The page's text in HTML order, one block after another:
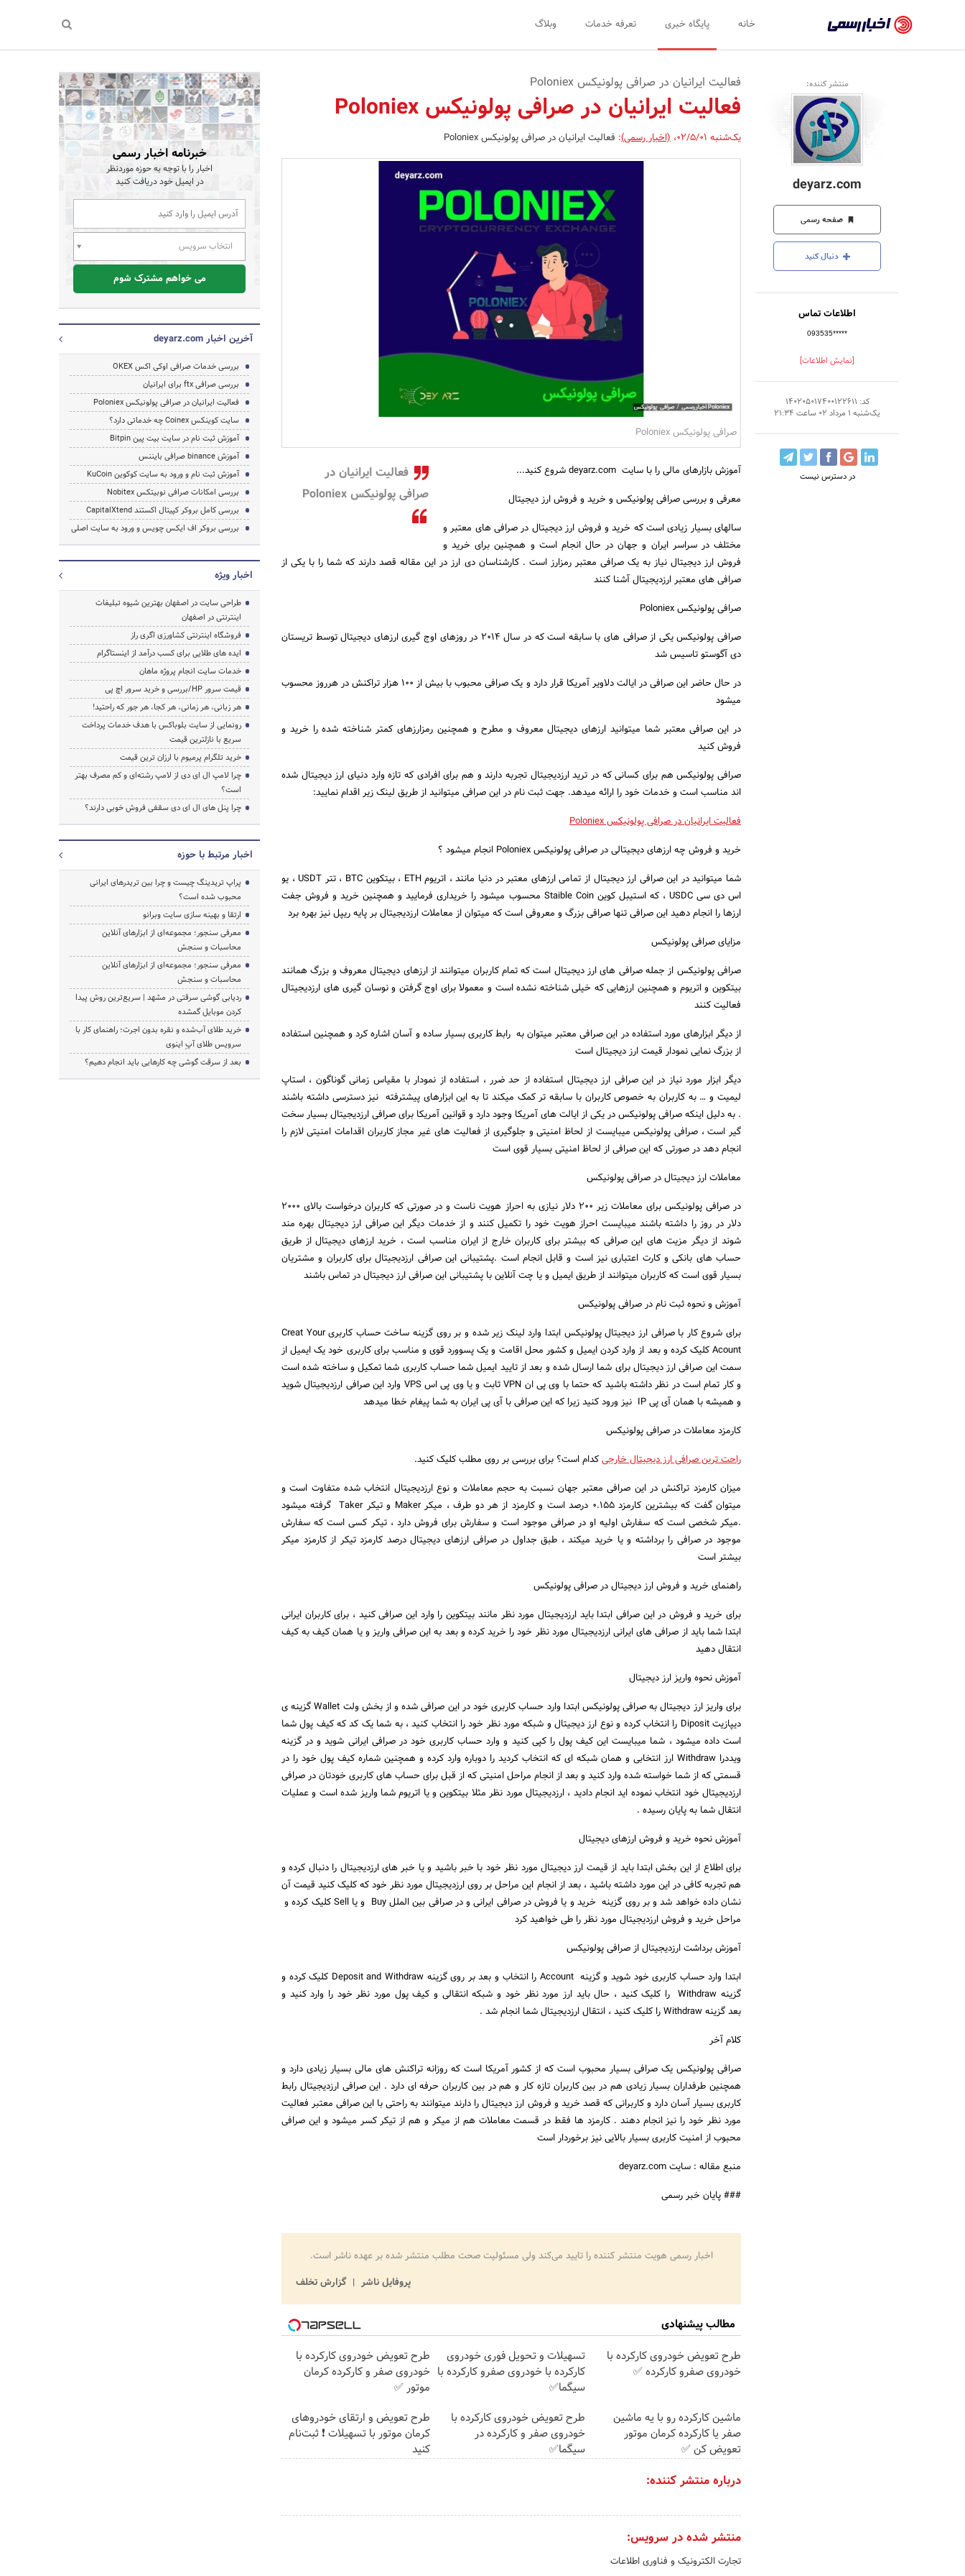
رسمی
-
اخبار
تایید
شده
شرکت‌ها،
سازمان‌ها
و
روابط
عمومی‌ها
خانه پایگاه خبری تعرفه خدمات وبلاگ
منتشر کننده:
deyarz.com
صفحه رسمی
دنبال کنید
اطلاعات تماس
093535*****
[نمایش اطلاعات]
کد: 140205017400122611
یک‌شنبه 1 مرداد 02 ساعت 21:34
در دسترس نیست
فعالیت ایرانیان در صرافی پولونیکس Poloniex
فعالیت ایرانیان در صرافی پولونیکس Poloniex
یک‌شنبه 02/5/01 ، (اخبار رسمی): فعالیت ایرانیان در صرافی پولونیکس Poloniex
صرافی پولونیکس Poloniex
فعالیت ایرانیان در
صرافی پولونیکس Poloniex
آموزش بازارهای مالی را با سایت deyarz.com شروع کنید...
معرفی و بررسی صرافی پولونیکس و خرید و فروش ارز دیجیتال
سالهای بسیار زیادی است که خرید و فروش ارز دیجیتال در صرافی های معتبر و
مختلف در سراسر ایران و جهان در حال انجام است و همچنین برای خرید و
فروش ارز دیجیتال نیاز به یک صرافی معتبر رمزارز است . کارشناسان دی ارز در این مقاله قصد دارند که شما را با یکی از
صرافی های معتبر ارزدیجیتال آشنا کنند
صرافی پولونیکس Poloniex
صرافی پولونیکس یکی از صرافی های با سابقه است که در سال ۲۰۱۴ در روزهای اوج گیری ارزهای دیجیتال توسط تریستان
دی آگوستو تاسیس شد
در حال حاضر این صرافی در ایالت دلاویر آمریکا قرار دارد و یک صرافی محبوب با بیش از ۱۰۰ هزار تراکنش در هرروز محسوب
میشود
در این صرافی معتبر شما میتوانید ارزهای دیجیتال معروف و مطرح و همچنین رمزارزهای کمتر شناخته شده را خرید و
فروش کنید
صرافی پولونیکس هم برای کسانی که در ترید ارزدیجیتال تجربه دارند و هم برای افرادی که تازه وارد دنیای ارز دیجیتال شده
اند مناسب است و خدمات خود را ارائه میدهد. جهت ثبت نام در این صرافی میتوانید از طریق لینک زیر اقدام نمایید:
فعالیت ایرانیان در صرافی پولونیکس Poloniex
خرید و فروش چه ارزهای دیجیتالی در صرافی پولونیکس Poloniex انجام میشود ؟
شما میتوانید در این صرافی ارز دیجیتال از تمامی ارزهای معتبر در دنیا مانند ، اتریوم ETH ، بیتکوین BTC ، تتر USDT ، یو
اس دی سی USDC ، که استیبل کوین Staible Coin محسوب میشود را خریداری فرمایید و همچنین خرید و فروش جفت
ارزها را انجام دهید این صرافی تنها صرافی بزرگ و معروفی است که میتوان از معاملات ارزدیجیتال بر پایه ریپل نیز بهره برد
مزایای صرافی پولونیکس
صرافی پولونیکس از جمله صرافی های ارز دیجیتال است که تمام کاربران میتوانند از ارزهای دیجیتال معروف و بزرگ همانند
بیتکوین و اتریوم و همچنین ارزهایی که خیلی شناخته نشده است و معمولا برای اوج گرفتن و نوسان گیری های ارزدیجیتال
فعالیت کنند
از دیگر ابزارهای مورد استفاده در این صرافی معتبر میتوان به رابط کاربری بسیار ساده و آسان اشاره کرد و همچنین استفاده
از بزرگ نمایی نمودار قیمت ارز دیجیتال است
دیگر ابزار مورد نیاز در این صرافی ارز دیجیتال استفاده از حد ضرر ، استفاده از نمودار با مقیاس زمانی گوناگون ، استاپ
لیمیت و … به کاربران به خصوص کاربران با سابقه تر کمک میکند تا به این ابزارهای پیشترفته نیز دسترسی داشته باشند
. به دلیل اینکه صرافی پولونیکس در یکی از ایالت های آمریکا وجود دارد و قوانین آمریکا برای صرافی ارزدیجیتال بسیار سخت
گیر است ، صرافی پولونیکس میبایست از لحاظ امنیتی و جلوگیری از فعالیت های غیر مجاز کاربران اقدامات امنیتی لازم را
انجام دهد در صورتی که این صرافی از لحاظ امنیتی بسیار قوی است
معاملات ارز دیجیتال در صرافی پولونیکس
در صرافی پولونیکس برای معاملات زیر ۲۰۰ دلار نیازی به احراز هویت ناست و در صورتی که کاربران درخواست بالای ۲۰۰۰
دلار در روز را داشته باشند میبایست احراز هویت خود را تکمیل کنند و از خدمات دیگر این صرافی ارز دیجیتال بهره مند
شوند از دیگر مزیت های این صرافی که بیشتر برای کاربران خارج از ایران مناسب است ، خرید ارزهای دیجیتال از طریق
حساب های بانکی و کارت اعتباری نیز است و قابل انجام است .پشتیبانی این صرافی ارزدیجیتال برای کاربران و مشتریان
بسیار قوی است که کاربران میتوانند از طریق ایمیل و یا چت آنلاین با پشتیبانی این صرافی ارز دیجیتال در تماس باشند
آموزش و نحوه ثبت نام در صرافی پولونیکس
برای شروع کار با صرافی ارز دیجیتال پولونیکس ابتدا وارد لینک زیر شده و بر روی گزینه ساخت حساب کاربری Creat Your
Acount کلیک کرده و بعد از وارد کردن ایمیل و کشور محل اقامت و یک پسوورد قوی و مناسب برای کاربری خود یک ایمیل از
سمت این صرافی ارز دیجیتال برای شما ارسال شده و بعد از تایید ایمیل شما حساب کاربری شما تمکیل و ساخته شده است
و کار تمام است در نظر داشته باشید که حتما با وی پی ان VPN ثابت و یا وی پی اس VPS وارد این صرافی ارزدیجیتال شوید
و همیشه با همان آی پی IP نیز ورود کنید زیرا که این صرافی با آی پی ایران به شما پیغام خطا میدهد
کارمزد معاملات در صرافی پولونیکس
راحت ترین صرافی ارز دیجیتال خارجیکدام است؟ برای بررسی بر روی مطلب کلیک کنید.
میزان کارمزد تراکنش در این صرافی معتبر جهان نسبت به حجم معاملات و نوع ارزدیجیتال انتخاب شده متفاوت است و
میتوان گفت که بیشترین کارمزد 0.155 درصد است و کارمزد از هر دو طرف ، میکر Maker و تیکر Taker گرفته میشود
.میکر شخصی است که سفارش اولیه او در صرافی موجود است و سفارش برای فروش دارد ، تیکر کسی است که سفارش
موجود در صرافی را برداشته و یا خرید میکند ، طبق جداول در صرافی ارزهای دیجیتال درصد کارمزد تیکر از کارمزد میکر
بیشتر است
راهنمای خرید و فروش ارز دیجیتال در صرافی پولونیکس
برای خرید و فروش در این صرافی ابتدا باید ارزدیجیتال مورد نظر مانند بیتکوین را وارد این صرافی کنید ، برای کاربران ایرانی
ابتدا شما باید از صرافی های ایرانی ارزدیجیتال مورد نظر خود را خرید کرده و بعد به این صرافی واریز و یا همان کیف به کیف
انتقال دهید
آموزش نحوه واریز ارز دیجیتال
برای واریز ارز دیجیتال به صرافی پولونیکس ابتدا وارد حساب کاربری خود در این صرافی شده و از بخش ولت Wallet گزینه ی
دیپازیت Diposit را انتخاب کرده و نوع ارز دیجیتال و شبکه مورد نظر خود را انتخاب کنید ، به شما یک کد که کیف پول شما
است داده میشود ، شما میبایست این کیف پول را کپی کنید و وارد حساب کاربری خود در صرافی ایرانی شوید و در گزینه
ویددرا Withdraw ارز انتخابی و همان شبکه ای که انتخاب کردید را دوباره وارد کرده و همچنین شماره کیف پول خود را در
قسمتی که از شما خواسته شده وارد کنید و بعد از انجام مراحل امنیتی که از قبل برای حساب های کاربری خودتان در صرافی
ارزدیجیتال خود انتخاب نموده اید انجام دادید ، ارزدیجیتال مورد نظر مثلا بیتکوین و یا اتریوم شما واریز شده است و عملیات
انتقال شما به پایان رسیده .
آموزش نحوه خرید و فروش ارزهای دیجیتال
برای اطلاع از این بخش ابتدا باید از قیمت ارز دیجیتال مورد نظر خود با خبر باشید و یا خبر های ارزدیجیتال را دنبال کرده و
هم تجربه کافی در این مورد داشته باشید ، بعد از انجام این مراحل بر روی ارزدیجیتال مورد نظر خود که کلیک کنید قیمت آن
نشان داده خواهد شد و بر روی گزینه خرید و یا فروش در صرافی ایرانی و در صرافی بین الملل Buy و یا Sell کلیک کرده و
مراحل خرید و فروش ارزدیجیتال مورد نظر را طی خواهید کرد
آموزش برداشت ارزدیجیتال از صرافی پولونیکس
ابتدا وارد حساب کاربری خود شوید و گزینه Account را انتخاب و بعد بر روی گزینه Deposit and Withdraw کلیک کرده و
گزینه Withdraw را کلیک کنید ، حال باید ارز مورد نظر خود و شبکه انتقالی و کیف پول مورد نظر خود را وارد کنید و
بعد گزینه Withdraw را کلیک کنید ، انتقال ارزدیجیتال شما انجام شد .
کلام آخر
صرافی پولونیکس یک صرافی بسیار محبوب است که از کشور آمریکا است که روزانه تراکنش های مالی بسیار زیادی دارد و
همچنین طرفداران بسیار زیادی هم در بین کاربران تازه کار و هم در بین کاربران حرفه ای دارد . این صرافی ارزدیجیتال رابط
کاربری بسیار آسان دارد و کاربرانی که قصد خرید و فروش ارز دیجیتال را دارند میتوانند به راحتی با این صرافی معتبر فعالیت
مورد نظر خود را نیز انجام دهند . کارمزد ها فقط در قسمت معاملات هم از میکر و هم از تیکر کسر میشود و این صرافی
محبوب از امنیت کاربری بسیار بالایی نیز برخوردار است
منبع مقاله : سایت deyarz.com
### پایان خبر رسمی
اخبار رسمی هویت منتشر کننده را تایید می‌کند ولی مسئولیت صحت مطلب منتشر شده بر عهده ناشر است.
پروفایل ناشر
گزارش تخلف
مطالب پیشنهادی
طرح تعویض خودروی کارکرده با
خودروی صفرو کارکرده ✅
تسهیلات و تحویل فوری خودروی
کارکرده با خودروی صفرو کارکرده با
سیگما✅
طرح تعویض خودروی کارکرده با
خودروی صفر و کارکرده کرمان
موتور ✅
ماشین کارکرده رو با یه ماشین
صفر یا کارکرده کرمان موتور
تعویض کن ✅
طرح تعویض خودروی کارکرده با
خودروی صفر و کارکرده در
سیگما✅
طرح تعویض و ارتقای خودروهای
کرمان موتور با تسهیلات ❗ ثبت‌نام
کنید
درباره منتشر کننده:
منتشر شده در سرویس:
تجارت الکترونیک و فناوری اطلاعات
خبرنامه اخبار رسمی
اخبار را با توجه به حوزه موردنظر
در ایمیل خود دریافت کنید
انتخاب سرویس
می خواهم مشترک شوم
آخرین اخبار deyarz.com
بررسی خدمات صرافی اوکی اکس OKEX
بررسی صرافی ftx برای ایرانیان
فعالیت ایرانیان در صرافی پولونیکس Poloniex
سایت کوینکس Coinex چه خدماتی دارد؟
آموزش ثبت نام در سایت بیت پین Bitpin
آموزش binance صرافی بایننس
آموزش ثبت نام و ورود به سایت کوکوین KuCoin
بررسی امکانات صرافی نوبیتکس Nobitex
بررسی کامل بروکر کپیتال اکستند CapitalXtend
بررسی بروکر اف ایکس چویس و ورود به سایت اصلی
اخبار ویژه
طراحی سایت در اصفهان بهترین شیوه تبلیغات
اینترنتی در اصفهان
فروشگاه اینترنتی کشاورزی اگری راز
ایده های طلایی برای کسب درآمد از اینستاگرام
خدمات سایت انجام پروژه ماهان
قیمت سرور HP/بررسی و خرید سرور اچ پی
هر زبانی، هر زمانی، هر کجا، هر جور که راحتید!
رونمایی از سایت بلوباکس با هدف خدمات پرداخت
سریع با نازلترین قیمت
خرید تلگرام پرمیوم با ارزان ترین قیمت
چرا لامپ ال ای دی از لامپ رشته‌ای و کم مصرف بهتر
است؟
چرا پنل های ال ای دی سقفی فروش خوبی دارند؟
اخبار مرتبط با حوزه
پراپ تریدینگ چیست و چرا بین تریدرهای ایرانی
محبوب شده است؟
ارتقا و بهینه سازی سایت وبرانو
معرفی سنجور؛ مجموعه‌ای از ابزارهای آنلاین
محاسبات و سنجش
معرفی سنجور؛ مجموعه‌ای از ابزارهای آنلاین
محاسبات و سنجش
ردیابی گوشی سرقتی در مشهد | سریع‌ترین روش پیدا
کردن موبایل گمشده
خرید طلای آب‌شده و نقره بدون اجرت؛ راهنمای کار با
سرویس طلای آپِ اینوی
بعد از سرقت گوشی چه کارهایی باید انجام دهیم؟